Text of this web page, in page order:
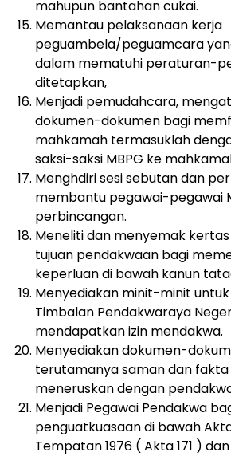
mahupun bantahan cukai.
Memantau pelaksanaan kerja
peguambela/peguamcara
dalam mematuhi peraturan-
ditetapkan,
Menjadi pemudahcara,
dokumen-dokumen bagi
mahkamah termasuklah
saksi-saksi MBPG ke
Menghdiri sesi sebutan dan
membantu pegawai-pegawai
perbincangan.
Meneliti dan menyemak
tujuan pendakwaan bagi
keperluan di bawah kanun
Menyediakan minit-minit
Timbalan Pendakwaraya
mendapatkan izin mendakwa.
Menyediakan dokumen-
terutamanya saman dan fakta
meneruskan dengan
Menjadi Pegawai Pendakwa
penguatkuasaan di bawah
Tempatan 1976 ( Akta 171 )